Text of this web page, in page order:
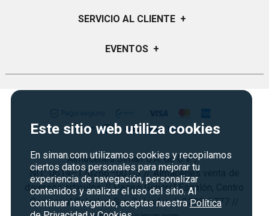
Este sitio web utiliza cookies
En siman.com utilizamos cookies y recopilamos
ciertos datos personales para mejorar tu
experiencia de navegación, personalizar
contenidos y analizar el uso del sitio. Al
continuar navegando, aceptas nuestra Política
Sucursales
Certificados de Regalo
Credisiman
Vende en Marketplace
SERVICIO AL CLIENTE +
Preguntas Frecuentes
Política de Privacidad
Derecho de Retracto
Condiciones de uso
Términos y condiciones
EVENTOS +
Cyber Monday
Agosto es diversión
Almacenes Siman S.A. de C.V. //
NIT: 0614–170266–001-3 // Almacenes venta de
diversos artículos // Paseo General Escalón, Centro
Comercial Galerías, San Salvador. // 2298-3777 //